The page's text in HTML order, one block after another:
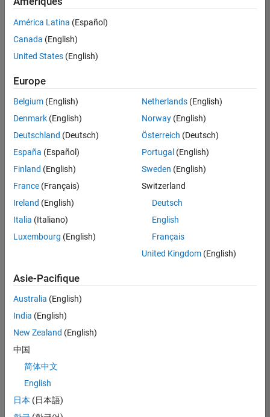
Actuellement,
aucune
offre
d'emploi
correspondant
à vos
critères
de
recherche.
Vous
pouvez
élargir
votre
recherche
ou
afficher
l’ensemble
d'emploi.
malgré
tout
vous
trouvez
pas
d'offre
corresponde
América Latina (Español)
Canada (English)
United States (English)
Europe
Belgium (English)
Denmark (English)
Deutschland (Deutsch)
España (Español)
Finland (English)
France (Français)
Ireland (English)
Italia (Italiano)
Luxembourg (English)
Netherlands(English)
Norway(English)
Österreich (Deutsch)
Portugal (English)
Sweden (English)
Switzerland
Deutsch
English
Français
United Kingdom(English)
Asie-Pacifique
Australia (English)
India (English)
New Zealand (English)
中国
简体中文
English
日本 (日本語)